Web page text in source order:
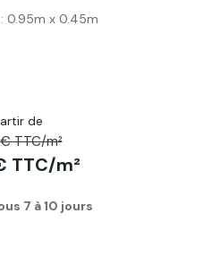
0.95m x 0.45m
de
TTC/m²
TTC/m²
7 à 10 jours